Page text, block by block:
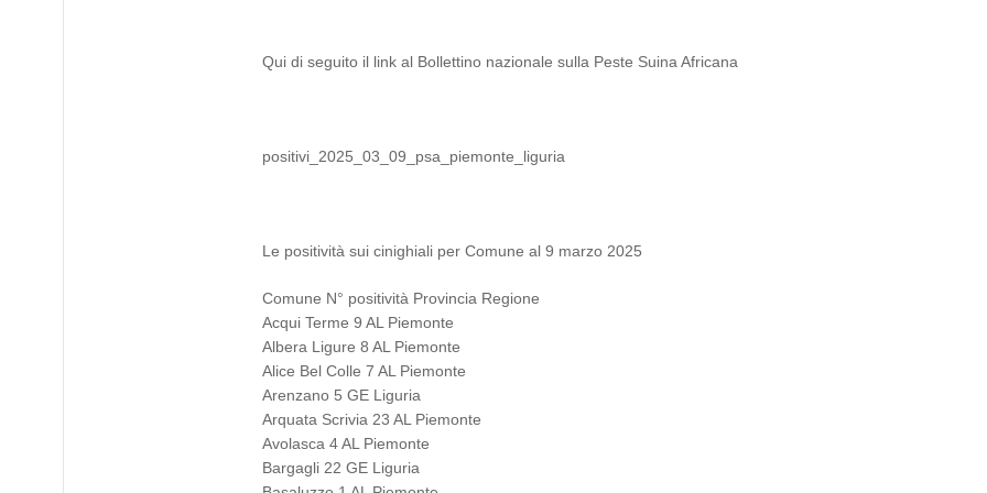
Qui di seguito il link al Bollettino nazionale sulla Peste Suina Africana
positivi_2025_03_09_psa_piemonte_liguria
Le positività sui cinighiali per Comune al 9 marzo 2025
Comune N° positività Provincia Regione
Acqui Terme 9 AL Piemonte
Albera Ligure 8 AL Piemonte
Alice Bel Colle 7 AL Piemonte
Arenzano 5 GE Liguria
Arquata Scrivia 23 AL Piemonte
Avolasca 4 AL Piemonte
Bargagli 22 GE Liguria